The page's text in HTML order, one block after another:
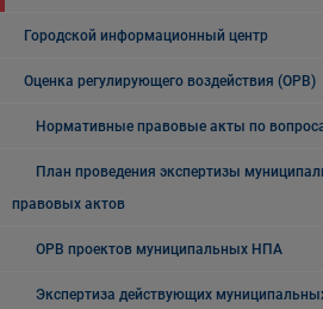
Городской информационный центр
Оценка регулирующего воздействия (ОРВ)
Нормативные правовые акты по
План проведения экспертизы
правовых актов
ОРВ проектов муниципальных НПА
Экспертиза действующих